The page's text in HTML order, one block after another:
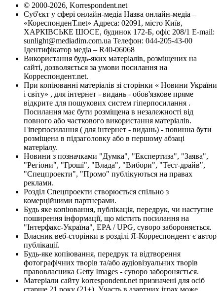
© 2000-2026, Korrespondent.net
Суб'єкт у сфері онлайн-медіа Назва онлайн-медіа –
«КореспонденТ.net» Адреса: 02091, місто Київ,
ХАРКІВСЬКЕ ШОСЕ, будинок 172-Б, офіс 208/1 E-mail:
sunlight@mediadim.com.ua Телефон: 044-205-43-00
Ідентифікатор медіа – R40-06068
Використання будь-яких матеріалів, розміщених на
сайті, дозволяється за умови посилання на
Корреспондент.net.
При копіюванні матеріалів зі сторінки « Новини України
і світу» , для інтернет - видань - обов'язкове пряме
відкрите для пошукових систем гіперпосилання .
Посилання має бути розміщена в незалежності від
повного або часткового використання матеріалів.
Гіперпосилання ( для інтернет - видань) - повинна бути
розміщена в підзаголовку або в першому абзаці
матеріалу.
Новини з позначками "Думка", "Експертиза", "Заява",
"Регіони", "Гроші", "Влада", "Вибори", "Тест-драйв",
"Спецпроекти", "Промо" публікуються на правах
реклами.
Розділ Спецпроекти створюється спільно з
комерційними партнерами.
Будь яке копіювання, публікація, передрук, чи наступне
поширення інформації, що містить посилання на
"Інтерфакс-Україна", EPA / UPG, суворо забороняється.
Власник веб-сторінки в розділі Я-Корреспондент є автор
публікації.
Будь-яке копіювання, передрук та відтворення
фотографічних творів та/або аудіовізуальних творів
правовласника Getty Images - суворо забороняється.
Матеріали сайту korrespondent.net призначені для осіб
старше 21 року (21+). Участь в азартних іграх може